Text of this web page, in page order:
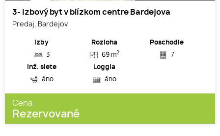
3- izbový byt v blízkom centre Bardejova
Predaj, Bardejov
Izby
3
Rozloha
69 m2
Poschodie
7
Inž. siete
áno
Loggia
áno
Cena
Rezervované